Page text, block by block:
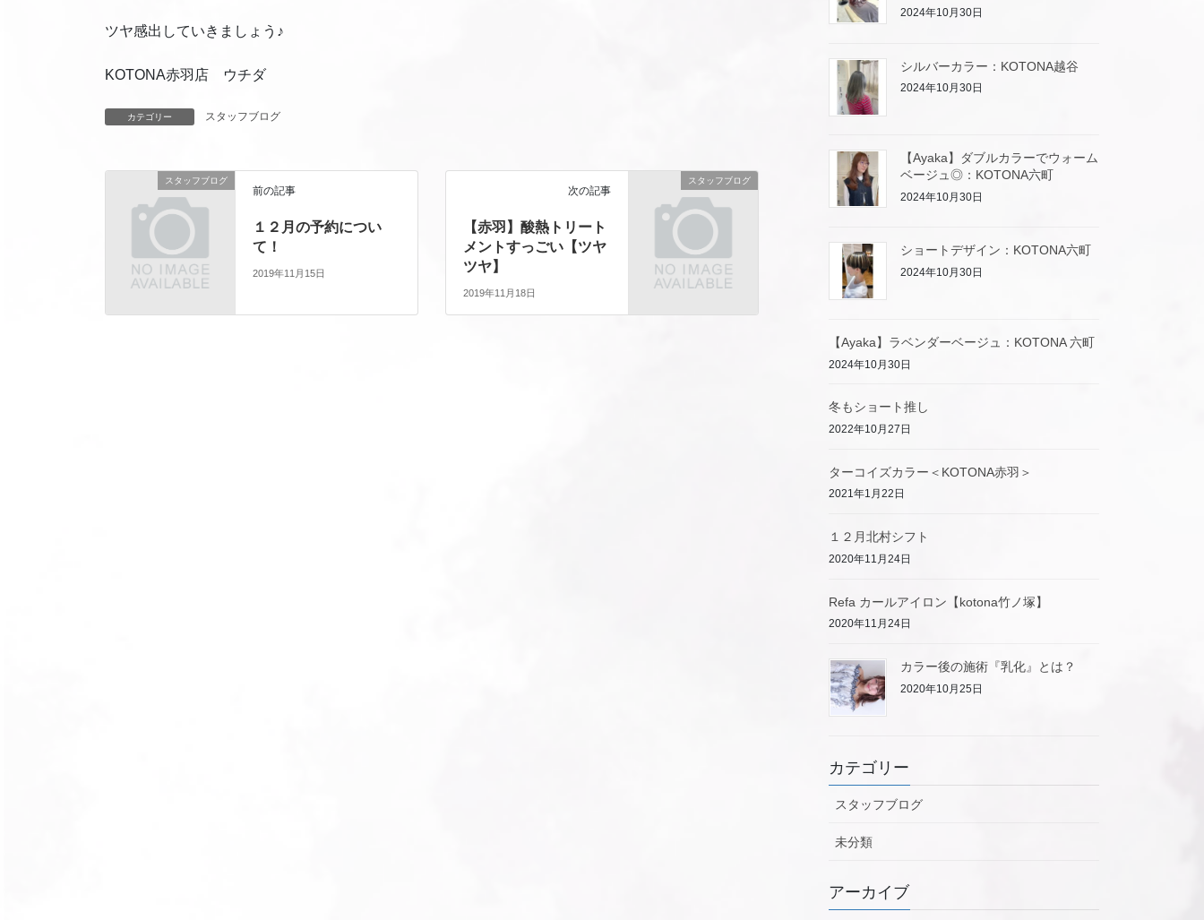
ツヤ感出していきましょう♪
KOTONA赤羽店 ウチダ
カテゴリー スタッフブログ
スタッフブログ
前の記事
１２月の予約につい
て！
2019年11月15日
スタッフブログ
次の記事
【赤羽】酸熱トリート
メントすっごい【ツヤ
ツヤ】
2019年11月18日
2024年10月30日
シルバーカラー：KOTONA越谷
2024年10月30日
【Ayaka】ダブルカラーでウォーム
ベージュ◎：KOTONA六町
2024年10月30日
ショートデザイン：KOTONA六町
2024年10月30日
【Ayaka】ラベンダーベージュ：KOTONA 六町
2024年10月30日
冬もショート推し
2022年10月27日
ターコイズカラー＜KOTONA赤羽＞
2021年1月22日
１２月北村シフト
2020年11月24日
Refa カールアイロン【kotona竹ノ塚】
2020年11月24日
カラー後の施術『乳化』とは？
2020年10月25日
カテゴリー
スタッフブログ
未分類
アーカイブ